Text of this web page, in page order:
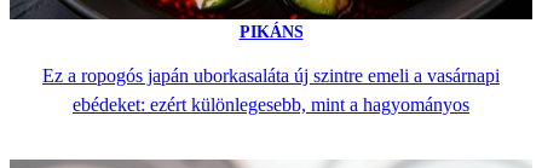
PIKÁNS
Ez a ropogós japán uborkasaláta új szintre emeli a vasárnapi
ebédeket: ezért különlegesebb, mint a hagyományos